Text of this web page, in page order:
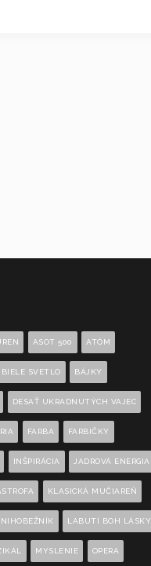
ASOT 500 ATÓM
BIELE SVETLO BÁJKY
DESAŤ UKRADNUTÝCH VAJEC
FARBA FARBIČKY
INŠPIRÁCIA JADROVÁ ENERGIA
KLASICKÁ MUČIAREŇ
LABUTÍ BOH LÁSKY
MYSLENIE OPERA